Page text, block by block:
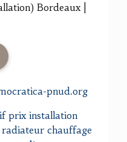
Bordeaux |
pnud.org
prix installation
chauffage